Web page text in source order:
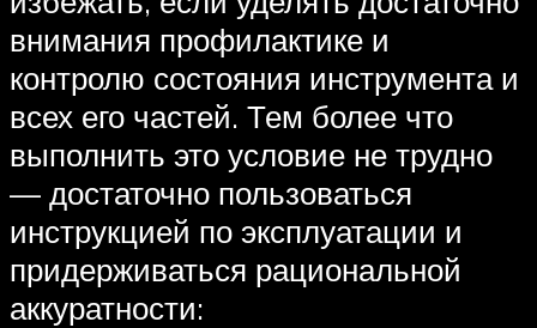
внимания профилактике и
контролю состояния инструмента и
всех его частей. Тем более что
выполнить это условие не трудно
— достаточно пользоваться
инструкцией по эксплуатации и
придерживаться рациональной
аккуратности: